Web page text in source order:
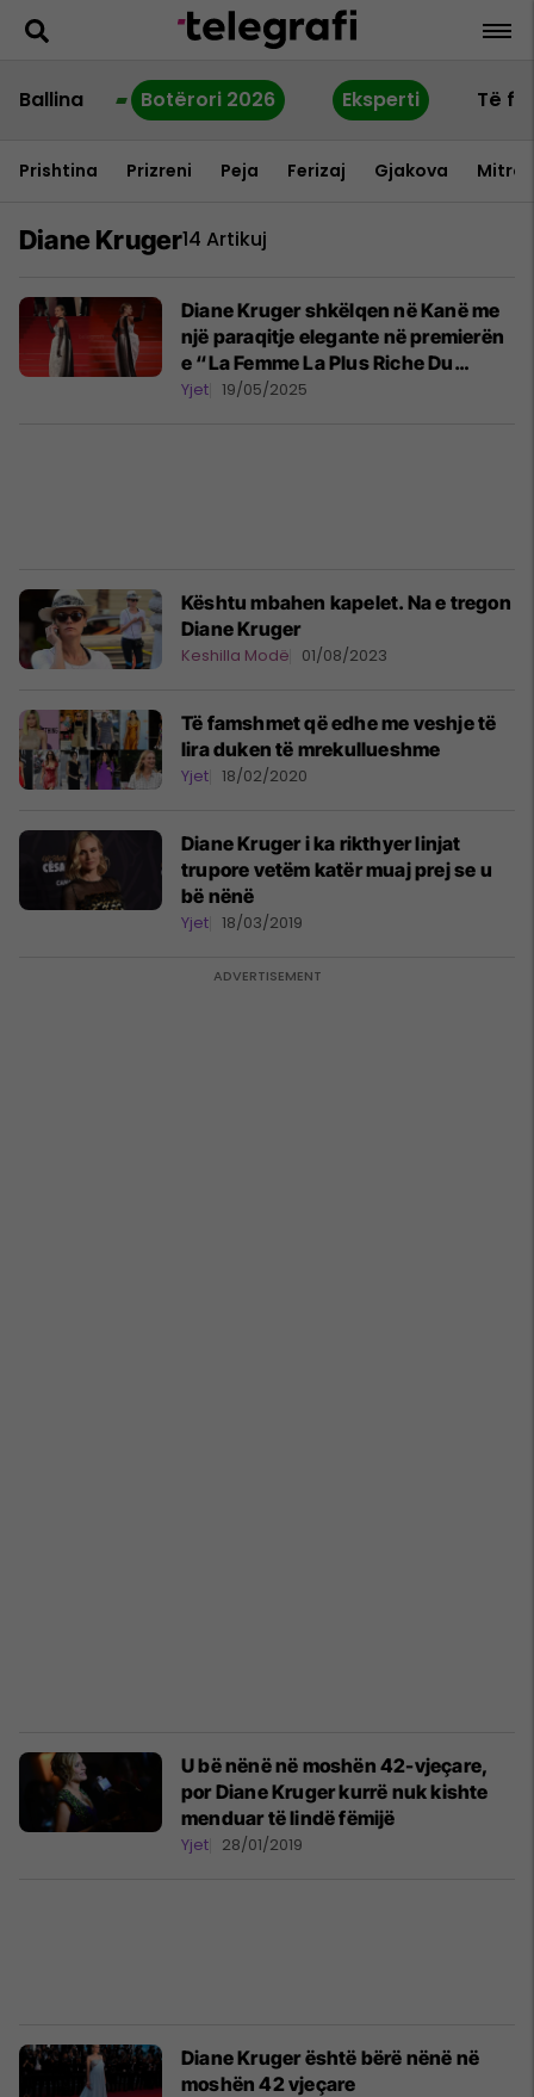
Ballina Botërori 2026 Eksperti Të
Prishtina Prizreni Peja Ferizaj Gjakova
Diane Kruger14 Artikuj
Diane Kruger shkëlqen në Kanë me
një paraqitje elegante në premierën
e “La Femme La Plus Riche Du
Monde”
Yjet 19/05/2025
Kështu mbahen kapelet. Na e tregon
Diane Kruger
Keshilla Modë 01/08/2023
Të famshmet që edhe me veshje të
lira duken të mrekullueshme
Yjet 18/02/2020
Diane Kruger i ka rikthyer linjat
trupore vetëm katër muaj prej se u
bë nënë
Yjet 18/03/2019
U bë nënë në moshën 42-vjeçare,
por Diane Kruger kurrë nuk kishte
menduar të lindë fëmijë
Yjet 28/01/2019
Diane Kruger është bërë nënë në
moshën 42 vjeçare